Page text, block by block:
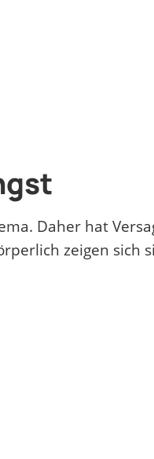
Daher hat
zeigen sich